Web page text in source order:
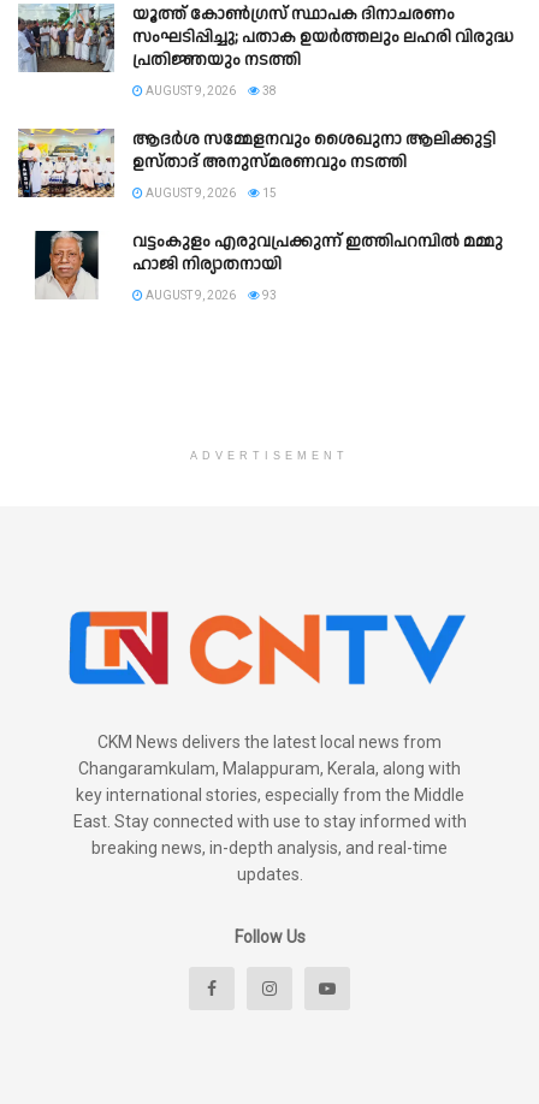
യൂത്ത് കോൺഗ്രസ് സ്ഥാപക ദിനാചരണം
സംഘടിപ്പിച്ചു; പതാക ഉയർത്തലും ലഹരി വിരുദ്ധ
പ്രതിജ്ഞയും നടത്തി
AUGUST 9, 2026 38
ആദർശ സമ്മേളനവും ശൈഖുനാ ആലിക്കുട്ടി
ഉസ്താദ് അനുസ്മരണവും നടത്തി
AUGUST 9, 2026 15
വട്ടംകുളം എരുവപ്രക്കുന്ന് ഇത്തിപറമ്പിൽ മമ്മു
ഹാജി നിര്യാതനായി
AUGUST 9, 2026 93
ADVERTISEMENT
CKM News delivers the latest local news from
Changaramkulam, Malappuram, Kerala, along with
key international stories, especially from the Middle
East. Stay connected with use to stay informed with
breaking news, in-depth analysis, and real-time
updates.
Follow Us